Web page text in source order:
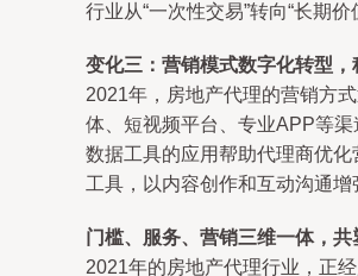
行业从“一次性交易”转向“长期
变化三：营销模式数字化转型
2021年，房地产代理的营销方
体、短视频平台、专业APP等
数据工具的应用帮助代理商优
工具，以内容创作和互动沟通
门槛、服务、营销三维一体，
2021年的房地产代理行业，正